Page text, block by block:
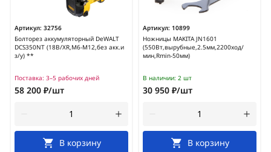
Артикул: 32756
Болторез аккумуляторный DeWALT
DCS350NT (18В/XR,М6-М12,без акк.и
з/у) **
Поставка: 3–5 рабочих дней
58 200 ₽/шт
В корзину
Артикул: 10899
Ножницы MAKITA JN1601
(550Вт,вырубные,2.5мм,2200ход/
мин,Rmin-50мм)
В наличии: 2 шт
30 950 ₽/шт
В корзину